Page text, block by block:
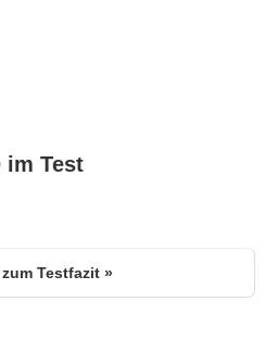
im Test
Testfazit »